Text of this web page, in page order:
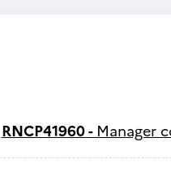
RNCP41960 - Manager